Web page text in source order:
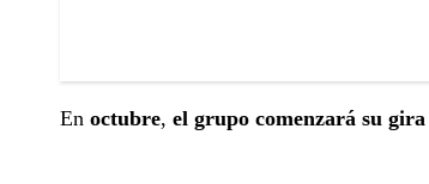
En octubre, el grupo comenzará su